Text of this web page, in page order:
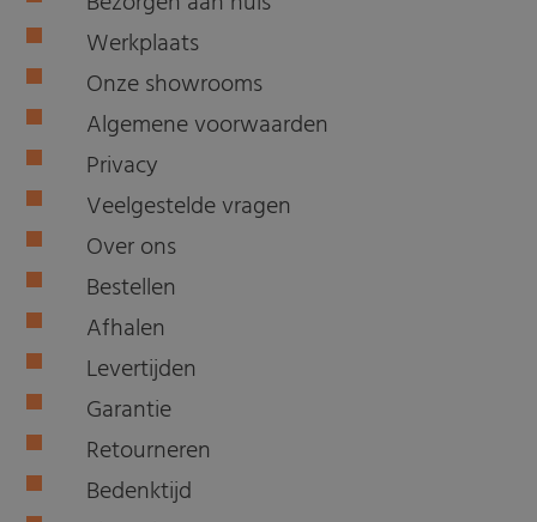
Werkplaats
Onze showrooms
Algemene voorwaarden
Privacy
Veelgestelde vragen
Over ons
Bestellen
Afhalen
Levertijden
Garantie
Retourneren
Bedenktijd